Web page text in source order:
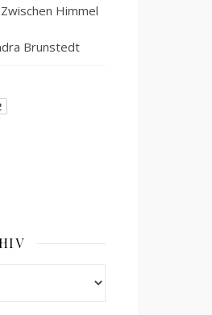
Himmel
Brunstedt